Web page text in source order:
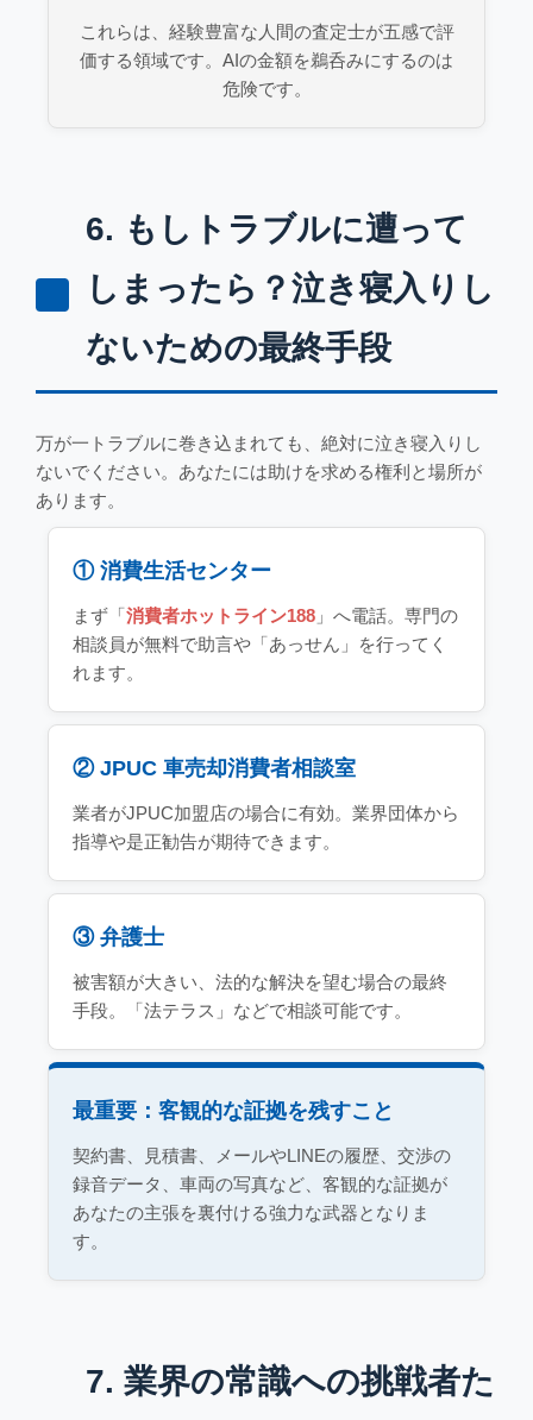
これらは、経験豊富な人間の査定士が五感で評
価する領域です。AIの金額を鵜呑みにするのは
危険です。
6. もしトラブルに遭って
しまったら？泣き寝入りし
ないための最終手段
万が一トラブルに巻き込まれても、絶対に泣き寝入りし
ないでください。あなたには助けを求める権利と場所が
あります。
① 消費生活センター
まず「消費者ホットライン188 」へ電話。専門の
相談員が無料で助言や「あっせん」を行ってく
れます。
② JPUC 車売却消費者相談室
業者がJPUC加盟店の場合に有効。業界団体から
指導や是正勧告が期待できます。
③ 弁護士
被害額が大きい、法的な解決を望む場合の最終
手段。「法テラス」などで相談可能です。
最重要：客観的な証拠を残すこと
契約書、見積書、メールやLINEの履歴、交渉の
録音データ、車両の写真など、客観的な証拠が
あなたの主張を裏付ける強力な武器となりま
す。
7. 業界の常識への挑戦者た